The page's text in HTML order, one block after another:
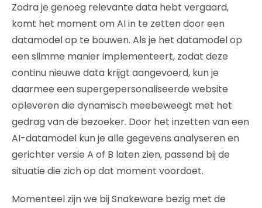
Zodra je genoeg relevante data hebt vergaard,
komt het moment om AI in te zetten door een
datamodel op te bouwen. Als je het datamodel op
een slimme manier implementeert, zodat deze
continu nieuwe data krijgt aangevoerd, kun je
daarmee een supergepersonaliseerde website
opleveren die dynamisch meebeweegt met het
gedrag van de bezoeker. Door het inzetten van een
AI-datamodel kun je alle gegevens analyseren en
gerichter versie A of B laten zien, passend bij de
situatie die zich op dat moment voordoet.
Momenteel zijn we bij Snakeware bezig met de